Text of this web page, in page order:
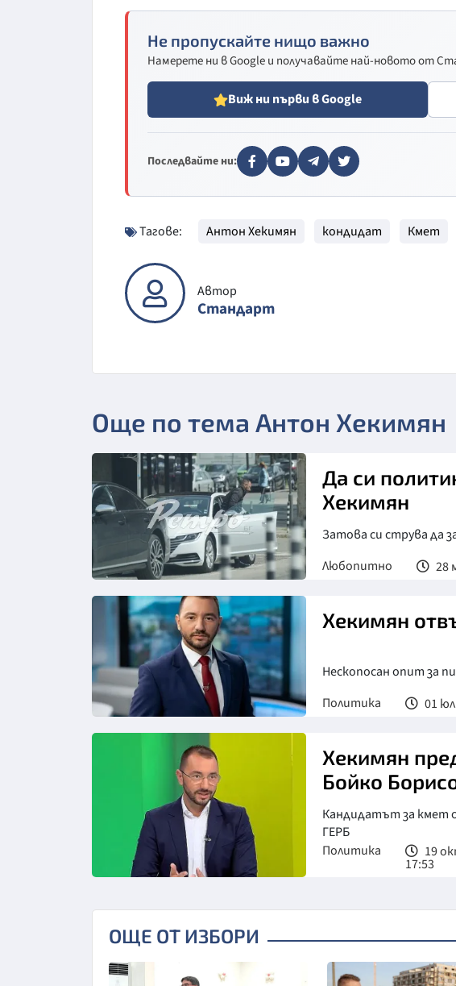
Не пропускайте нищо важно
Намерете ни в Google и получавайте най-новото от
Виж ни първи в Google
Последвайте ни:
Тагове: Антон Хекимян кондидат Кмет
Автор
Стандарт
Още по тема Антон Хекимян
Да си
Хекимян
Затова си струва да
Любопитно
28
Хекимян
Нескопосан опит за
Политика
01
Хекимян
Бойко
Кандидатът за кмет
ГЕРБ
Политика
19
17:53
ОЩЕ ОТ ИЗБОРИ